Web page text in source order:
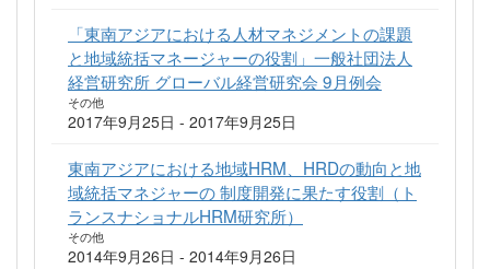
「東南アジアにおける人材マネジメントの課題
と地域統括マネージャーの役割」一般社団法人
経営研究所 グローバル経営研究会 9月例会
その他
2017年9月25日 - 2017年9月25日
東南アジアにおける地域HRM、HRDの動向と地
域統括マネジャーの 制度開発に果たす役割（ト
ランスナショナルHRM研究所）
その他
2014年9月26日 - 2014年9月26日